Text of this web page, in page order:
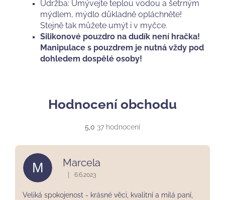
Údržba: Umývejte teplou vodou a šetrným
mýdlem, mýdlo důkladně opláchněte!
Stejně tak můžete umýt i v myčce.
Silikonové pouzdro na dudík není hračka!
Manipulace s pouzdrem je nutná vždy pod
dohledem dospělé osoby!
Hodnocení obchodu
5,0 Průměrné
obchodu
5,0
hvězdiček.
37 hodnocení
M Marcela
Hodnocení obchodu je 5 z 5 hvězdiček.
6.6.2023
Veliká spokojenost - krásné věci, kvalitní a milá paní,